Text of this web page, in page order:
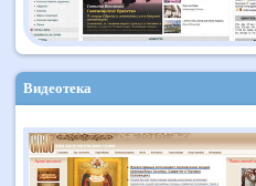
Видеотека